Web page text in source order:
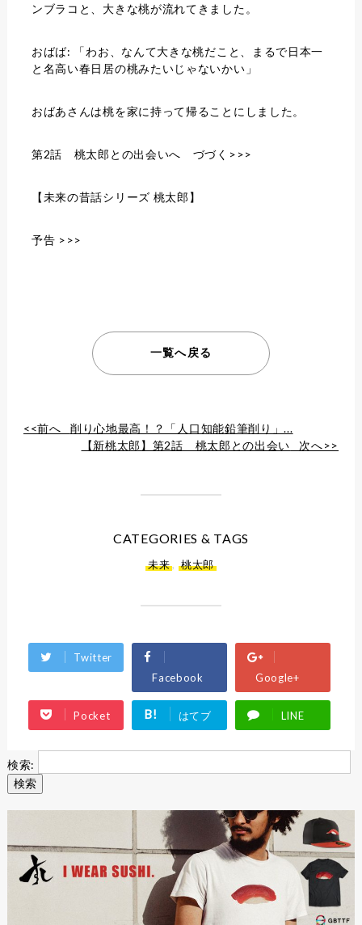
ンブラコと、大きな桃が流れてきました。
おばば:
「わお、なんて大きな桃だこと、まるで日本一
と名高い春日居の桃みたいじゃないかい」
おばあさんは桃を家に持って帰ることにしました。
第2話 桃太郎との出会いへ づづく>>>
【未来の昔話シリーズ 桃太郎】
予告 >>>
一覧へ戻る
<<前へ 削り心地最高！？「人口知能鉛筆削り」...
【新桃太郎】第2話 桃太郎との出会い 次へ>>
CATEGORIES & TAGS
未来 , 桃太郎
Twitter
Facebook
Google+
Pocket B! はてブ LINE
検索: